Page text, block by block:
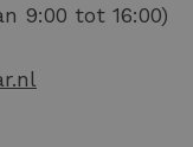
9:00 tot 16:00)